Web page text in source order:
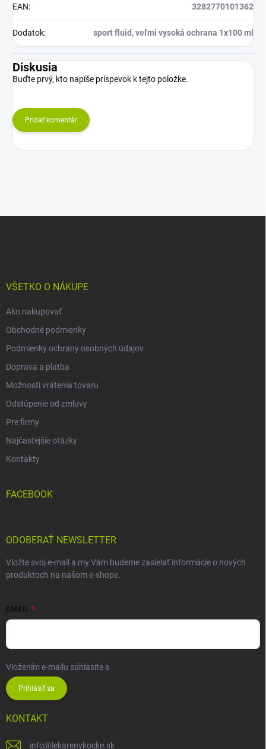
EAN: 3282770101362
Dodatok: sport fluid, veľmi vysoká ochrana 1x100 ml
Diskusia
Buďte prvý, kto napíše príspevok k tejto položke.
Pridať komentár
VŠETKO O NÁKUPE
Ako nakupovať
Obchodné podmienky
Podmienky ochrany osobných údajov
Doprava a platba
Možnosti vrátenia tovaru
Odstúpenie od zmluvy
Pre firmy
Najčastejšie otázky
Kontakty
FACEBOOK
ODOBERAŤ NEWSLETTER
Vložte svoj e-mail a my Vám budeme zasielať informácie o nových
produktoch na našom e-shope.
EMAIL
Vložením e-mailu súhlasíte s
Prihlásiť sa
KONTAKT
info@ lekarenvkocke.sk